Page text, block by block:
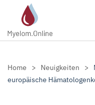
Zum Hauptinhalt
Home Neuigkeiten
europäische